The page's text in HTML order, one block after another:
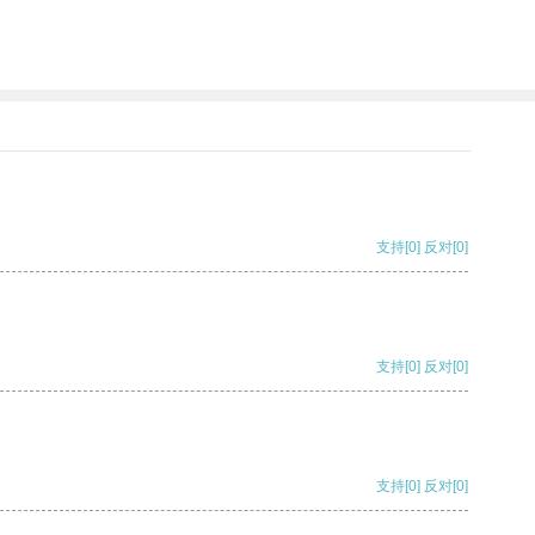
支持[0] 反对[0]
支持[0] 反对[0]
支持[0] 反对[0]